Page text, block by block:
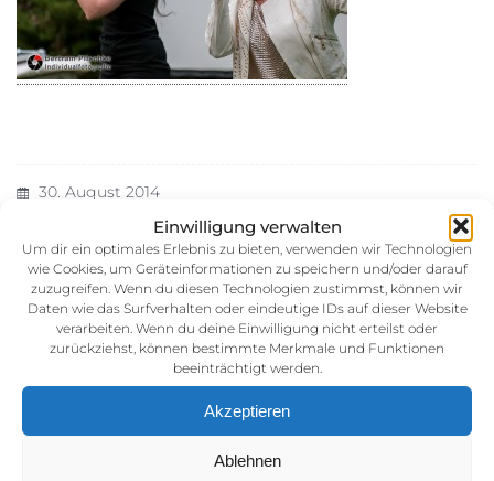
Einwilligung verwalten
Um dir ein optimales Erlebnis zu bieten, verwenden wir Technologien
wie Cookies, um Geräteinformationen zu speichern und/oder darauf
zuzugreifen. Wenn du diesen Technologien zustimmst, können wir
Daten wie das Surfverhalten oder eindeutige IDs auf dieser Website
verarbeiten. Wenn du deine Einwilligung nicht erteilst oder
zurückziehst, können bestimmte Merkmale und Funktionen
beeinträchtigt werden.
Akzeptieren
Ablehnen
30. August 2014
AGB (Allgemeine Geschäftsbedingunen)